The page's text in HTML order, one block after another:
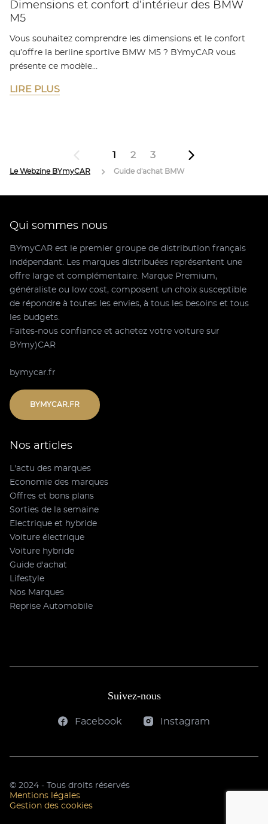
Dimensions et confort d’intérieur des BMW
M5
Vous souhaitez comprendre les dimensions et le confort
qu’offre la berline sportive BMW M5 ? BYmyCAR vous
présente ce modèle…
LIRE PLUS
1 2 3
Le Webzine BYmyCAR Guide d'achat BMW
Qui sommes nous
BYmyCAR est le premier groupe de distribution français
indépendant. Les marques distribuées représentent une
offre large et complémentaire. Marque Premium,
généraliste ou low cost, composent un choix susceptible
de répondre à toutes les envies, à tous les besoins et tous
les budgets.
Faites-nous confiance et achetez votre voiture sur
BYmy)CAR
bymycar.fr
BYMYCAR.FR
Nos articles
L'actu des marques
Economie des marques
Offres et bons plans
Sorties de la semaine
Electrique et hybride
Voiture électrique
Voiture hybride
Guide d'achat
Lifestyle
Nos Marques
Reprise Automobile
Suivez-nous
Facebook Instagram
© 2024 - Tous droits réservés
Mentions légales
Gestion des cookies